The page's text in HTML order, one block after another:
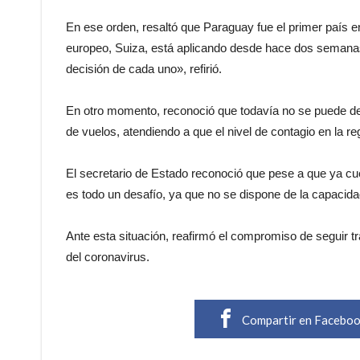
En ese orden, resaltó que Paraguay fue el primer país
europeo, Suiza, está aplicando desde hace dos
decisión de cada uno», refirió.
En otro momento, reconoció que todavía no se puede
de vuelos, atendiendo a que el nivel de contagio en la
El secretario de Estado reconoció que pese a que ya
es todo un desafío, ya que no se dispone de la
Ante esta situación, reafirmó el compromiso de seguir
del coronavirus.
Compartir en